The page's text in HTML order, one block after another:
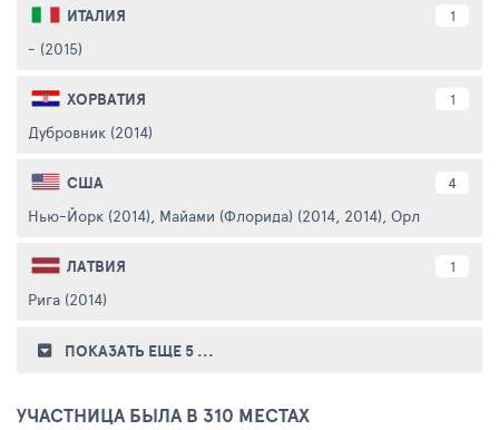
ИТАЛИЯ 1
- (2015)
ХОРВАТИЯ 1
Дубровник (2014)
США 4
Нью-Йорк (2014), Майами (Флорида) (2014, 2014), Орландо
ЛАТВИЯ 1
Рига (2014)
ПОКАЗАТЬ ЕЩЕ 5 ...
УЧАСТНИЦА БЫЛА В 310 МЕСТАХ